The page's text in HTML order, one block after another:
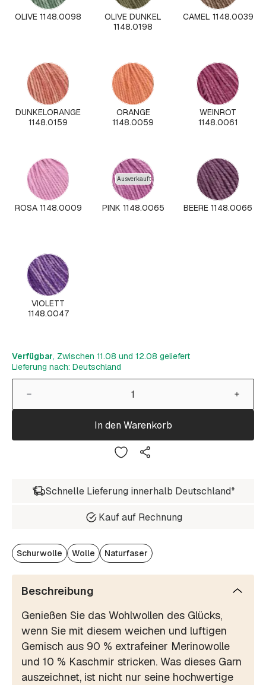
OLIVE 1148.0098
OLIVE DUNKEL
1148.0198
CAMEL 1148.0039
DUNKELORANGE
1148.0159
ORANGE
1148.0059
WEINROT
1148.0061
ROSA 1148.0009 PINK 1148.0065
Ausverkauft
BEERE 1148.0066
VIOLETT
1148.0047
Verfügbar, Zwischen 11.08 und 12.08 geliefert
Lieferung nach: Deutschland
In den Warenkorb
Schnelle Lieferung innerhalb Deutschland*
Kauf auf Rechnung
Schurwolle Wolle Naturfaser
Beschreibung
Genießen Sie das Wohlwollen des Glücks,
wenn Sie mit diesem weichen und luftigen
Gemisch aus 90 % extrafeiner Merinowolle
und 10 % Kaschmir stricken. Was dieses Garn
auszeichnet, ist nicht nur seine hochwertige